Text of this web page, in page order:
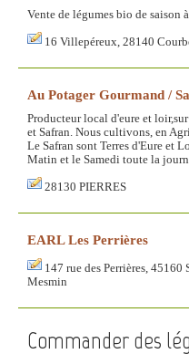
Vente de légumes bio de saison
16 Villepéreux, 28140
Au Potager Gourmand /
Producteur local d'eure et
et Safran. Nous cultivons, en
Le Safran sont Terres d'Eure et
Matin et le Samedi toute la
28130 PIERRES
EARL Les Perrières
147 rue des Perrières,
Mesmin
Commander des